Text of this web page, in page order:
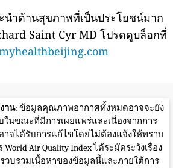
นำด้านสุขภาพที่เป็นประโยชน์มาก
Saint Cyr MD โปรดดูบล็อกที่
าน: ข้อมูลคุณภาพอากาศทั้งหมดอาจจะยัง
นขณะที่มีการเผยแพร่และเนื่องจากการ
จได้รับการแก้ไขโดยไม่ต้องแจ้งให้ทราบ
Air Quality Index ได้ระมัดระวังเรื่อง
วบรวมเนื้อหาของข้อมูลนี้และภายใต้การ